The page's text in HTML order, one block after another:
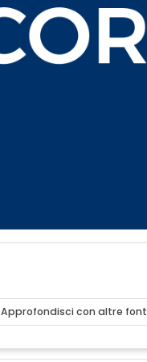
Approfondisci con altre